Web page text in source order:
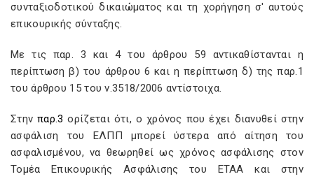
συνταξιοδοτικού δικαιώματος και τη χορήγηση σ' αυτούς
επικουρικής σύνταξης.
Με τις παρ. 3 και 4 του άρθρου 59 αντικαθίστανται η
περίπτωση β) του άρθρου 6 και η περίπτωση δ) της παρ.1
του άρθρου 15 του ν.3518/2006 αντίστοιχα.
Στηνπαρ.3 ορίζεται ότι, ο χρόνος που έχει διανυθεί στην
ασφάλιση του ΕΛΠΠ μπορεί ύστερα από αίτηση του
ασφαλισμένου, να θεωρηθεί ως χρόνος ασφάλισης στον
Τομέα Επικουρικής Ασφάλισης του ΕΤΑΑ και στην